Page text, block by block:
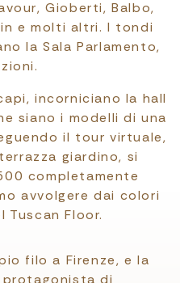
Gioberti, Balbo,
e molti altri. I tondi
la Sala Parlamento,
incorniciano la hall
siano i modelli di una
il tour virtuale,
giardino, si
completamente
avvolgere dai colori
Floor.
filo a Firenze, e la
di